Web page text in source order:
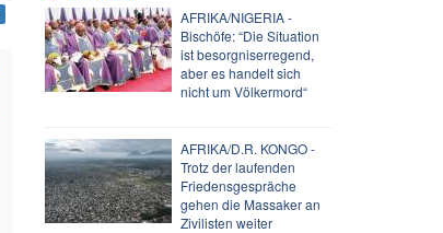
AFRIKA/NIGERIA -
Bischöfe: “Die Situation
ist besorgniserregend,
aber es handelt sich
nicht um Völkermord“
AFRIKA/D.R. KONGO -
Trotz der laufenden
Friedensgespräche
gehen die Massaker an
Zivilisten weiter